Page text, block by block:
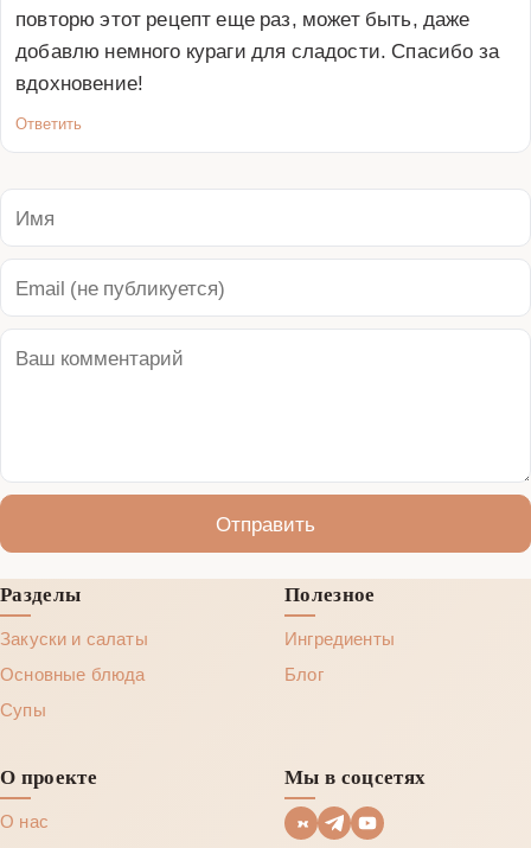
повторю этот рецепт еще раз, может быть, даже
добавлю немного кураги для сладости. Спасибо за
вдохновение!
Ответить
Отправить
Разделы
Закуски и салаты
Основные блюда
Супы
Полезное
Ингредиенты
Блог
О проекте
О нас
Мы в соцсетях